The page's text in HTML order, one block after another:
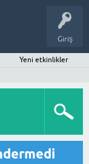
Giriş
Yeni etkinlikler